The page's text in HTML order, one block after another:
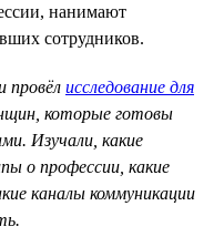
нанимают
сотрудников.
провёл исследование для
которые готовы
Изучали, какие
о профессии, какие
каналы коммуникации